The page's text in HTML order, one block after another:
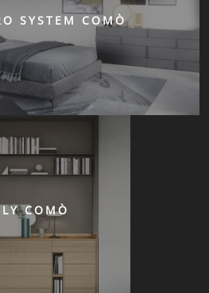
SYSTEM COMÒ
COMÒ